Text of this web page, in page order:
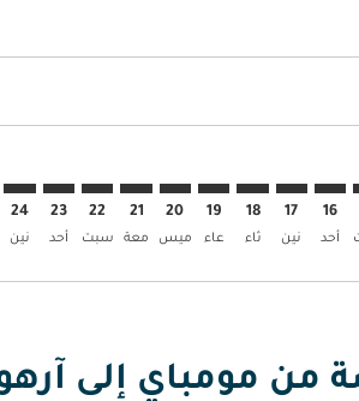
16
أحد
17
نين
18
ثاء
19
عاء
20
ميس
21
معة
22
سبت
23
أحد
24
نين
من مومباي إلى